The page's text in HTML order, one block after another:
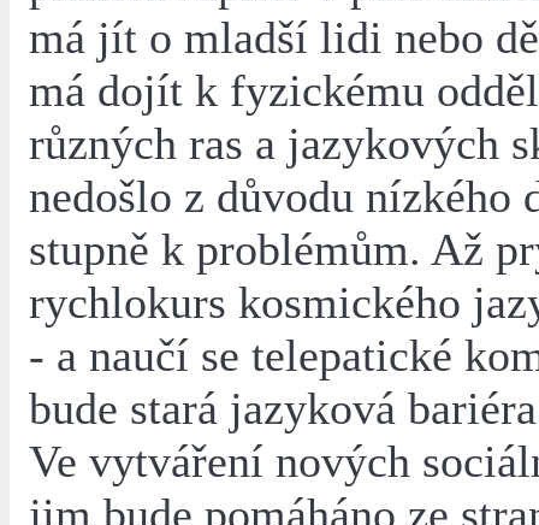
má jít o mladší lidi nebo
má dojít k fyzickému
různých ras a jazykových
nedošlo z důvodu nízkého
stupně k problémům. Až
rychlokurs kosmického
- a naučí se telepatické
bude stará jazyková
Ve vytváření nových
jim bude pomáháno ze